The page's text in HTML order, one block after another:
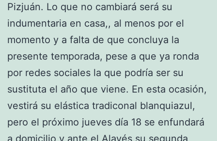
Pizjuán. Lo que no cambiará será su
indumentaria en casa,, al menos por el
momento y a falta de que concluya la
presente temporada, pese a que ya ronda
por redes sociales la que podría ser su
sustituta el año que viene. En esta ocasión,
vestirá su elástica tradiconal blanquiazul,
pero el próximo jueves día 18 se enfundará
a domicilio y ante el Alavés su segunda